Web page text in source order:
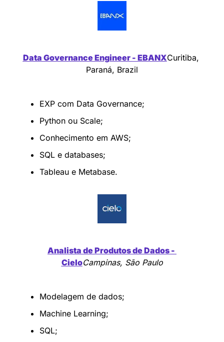
Data Governance Engineer - EBANXCuritiba,
Paraná, Brazil
EXP com Data Governance;
Python ou Scale;
Conhecimento em AWS;
SQL e databases;
Tableau e Metabase.
Analista de Produtos de Dados -
CieloCampinas, São Paulo
Modelagem de dados;
Machine Learning;
SQL;